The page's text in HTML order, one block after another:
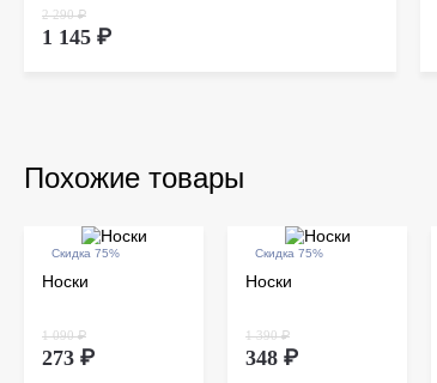
2 290 ₽
1 145 ₽
Похожие товары
Скидка 75%
Носки
1 090 ₽
273 ₽
Скидка 75%
Носки
1 390 ₽
348 ₽